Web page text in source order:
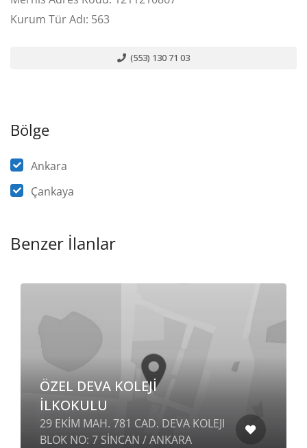
Kurum Tür Adı: 563
(553) 130 71 03
Bölge
Ankara
Çankaya
Benzer İlanlar
ÖZEL DEVA KOLEJİ
İLKOKULU
29 EKİM MAH. 781 CAD. DEVA KOLEJI
BLOK NO: 7 SİNCAN / ANKARA